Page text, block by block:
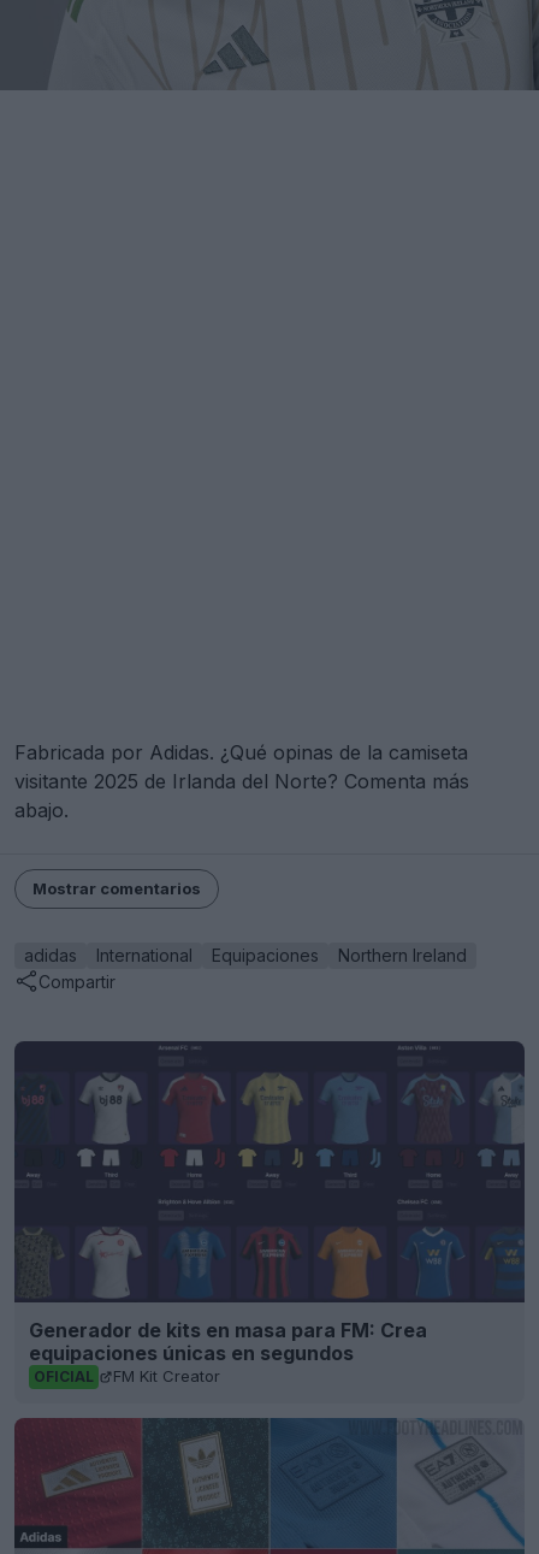
Fabricada por Adidas. ¿Qué opinas de la camiseta
visitante 2025 de Irlanda del Norte? Comenta más
abajo.
Mostrar comentarios
adidas International Equipaciones
Northern Ireland
Compartir
Generador de kits en masa para FM: Crea
equipaciones únicas en segundos
OFICIAL FM Kit Creator